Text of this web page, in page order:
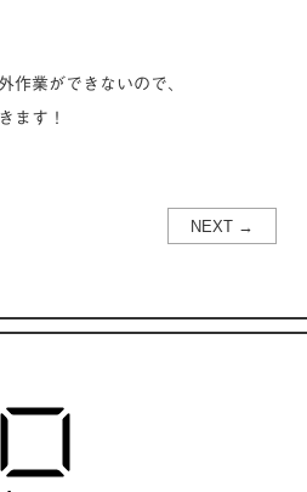
作業ができないので、
ます！
NEXT →